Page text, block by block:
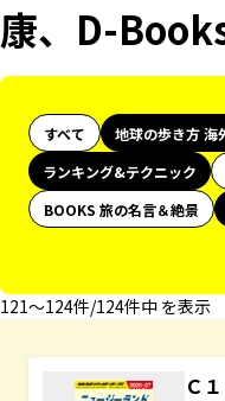
康、D-
すべて 地球の歩き方 海
ランキング&テクニック
BOOKS 旅の名言＆絶景
121〜124件/124件中 を表示
Ｃ